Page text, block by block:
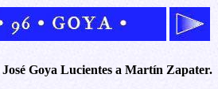
Goya Lucientes a Martín Zapater.